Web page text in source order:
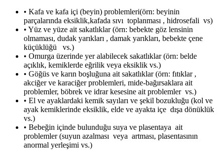
• Kafa ve kafa içi (beyin) problemleri(örn: beyinin
parçalarında eksiklik,kafada sıvı toplanması , hidrosefali vs)
• Yüz ve yüze ait sakatlıklar (örn: bebekte göz lensinin
olmaması, dudak yarıkları , damak yarıkları, bebekte çene
küçüklüğü vs.)
• Omurga üzerinde yer alabilecek sakatlıklar (örn: belde
açıklık, kemiklerde eğrilik veya eksiklik vs.)
• Göğüs ve karın boşluğuna ait sakatlıklar (örn: fıtıklar ,
akciğer ve karaciğer problemleri, mide-bağırsaklara ait
problemler, böbrek ve idrar kesesine ait problemler vs.)
• El ve ayaklardaki kemik sayıları ve şekil bozukluğu (kol ve
ayak kemiklerinde eksiklik, elde ve ayakta içe dışa dönüklük
vs.)
• Bebeğin içinde bulunduğu suya ve plasentaya ait
problemler (suyun azalması veya artması, plasentasının
anormal yerleşimi vs.)